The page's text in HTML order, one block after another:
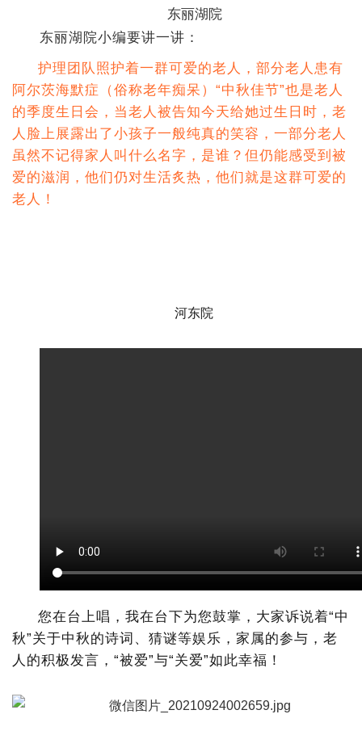
东丽湖院
东丽湖院小编要讲一讲：
护理团队照护着一群可爱的老人，部分老人患有
阿尔茨海默症（俗称老年痴呆）“中秋佳节”也是老人
的季度生日会，当老人被告知今天给她过生日时， 老
人脸上展露出了小孩子一般纯真的笑容，一部分老人
虽然不记得家人叫什么名字，是谁？但仍能感受到被
爱的滋润，他们仍对生活炙热，他们就是这群可爱的
老人！
河东院
您在台上唱，我在台下为您鼓掌，大家诉说着“中
秋”关于中秋的诗词、猜谜等娱乐，家属的参与，老
人的积极发言，“被爱”与“关爱”如此幸福！